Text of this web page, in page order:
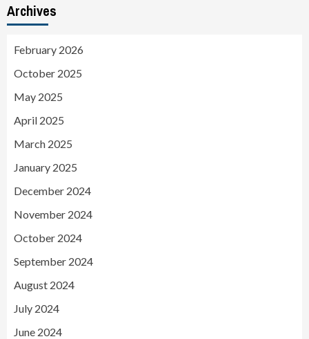
Archives
February 2026
October 2025
May 2025
April 2025
March 2025
January 2025
December 2024
November 2024
October 2024
September 2024
August 2024
July 2024
June 2024